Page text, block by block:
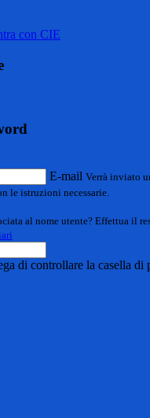
con CIE
E-mail Verrà inviato
le istruzioni necessarie.
al nome utente? Effettua il
di controllare la casella di